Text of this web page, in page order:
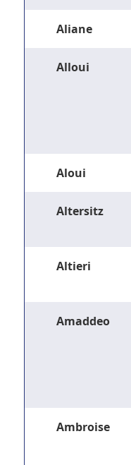
Aliane
Alloui
Aloui
Altersitz
Altieri
Amaddeo
Ambroise